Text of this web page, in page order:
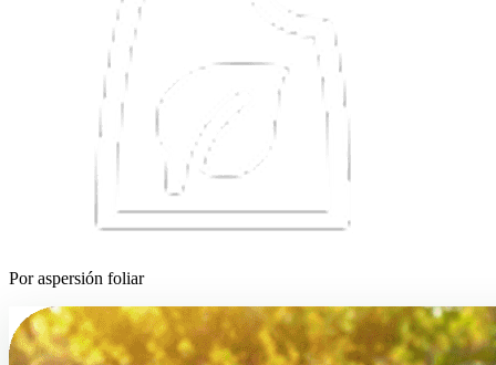
Por aspersión foliar